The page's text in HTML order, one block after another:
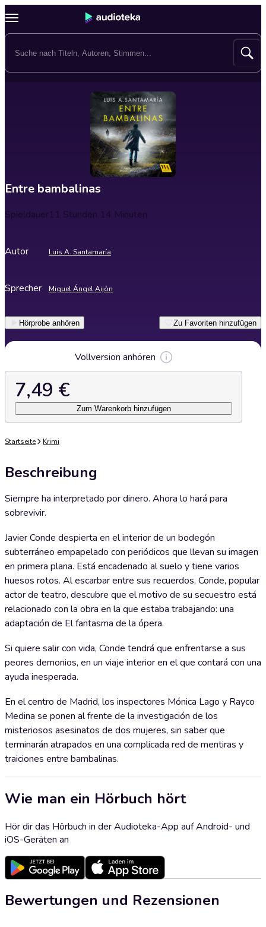
Entre bambalinas
Spieldauer11 Stunden 14 Minuten
Autor Luis A. Santamaría
Sprecher Miguel Ángel Aijón
Hörprobe anhören Zu Favoriten hinzufügen
Vollversion anhören
7,49 €
Zum Warenkorb hinzufügen
Startseite Krimi
Beschreibung
Siempre ha interpretado por dinero. Ahora lo hará para
sobrevivir.
Javier Conde despierta en el interior de un bodegón
subterráneo empapelado con periódicos que llevan su imagen
en primera plana. Está encadenado al suelo y tiene varios
huesos rotos. Al escarbar entre sus recuerdos, Conde, popular
actor de teatro, descubre que el motivo de su secuestro está
relacionado con la obra en la que estaba trabajando: una
adaptación de El fantasma de la ópera.
Si quiere salir con vida, Conde tendrá que enfrentarse a sus
peores demonios, en un viaje interior en el que contará con una
ayuda inesperada.
En el centro de Madrid, los inspectores Mónica Lago y Rayco
Medina se ponen al frente de la investigación de los
misteriosos asesinatos de dos mujeres, sin saber que
terminarán atrapados en una complicada red de mentiras y
traiciones entre bambalinas.
Wie man ein Hörbuch hört
Hör dir das Hörbuch in der Audioteka-App auf Android- und
iOS-Geräten an
Bewertungen und Rezensionen